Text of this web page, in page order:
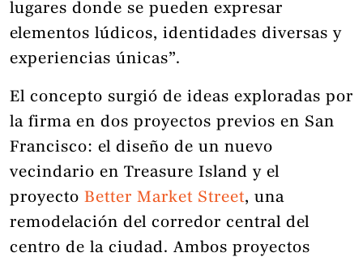
lugares donde se pueden expresar
elementos lúdicos, identidades diversas y
experiencias únicas”.
El concepto surgió de ideas exploradas por
la firma en dos proyectos previos en San
Francisco: el diseño de un nuevo
vecindario en Treasure Island y el
proyecto Better Market Street, una
remodelación del corredor central del
centro de la ciudad. Ambos proyectos